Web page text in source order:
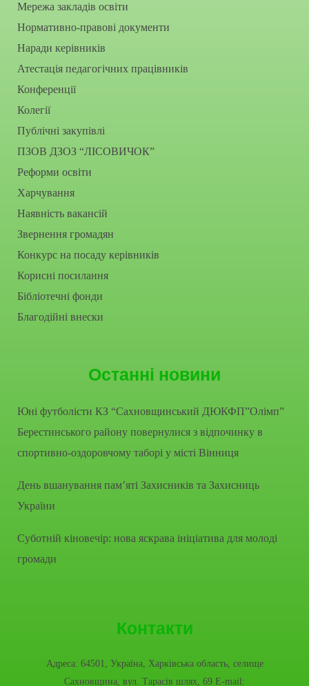
Мережа закладів освіти
Нормативно-правові документи
Наради керівників
Атестація педагогічних працівників
Конференції
Колегії
Публічні закупівлі
ПЗОВ ДЗОЗ “ЛІСОВИЧОК”
Реформи освіти
Харчування
Наявність вакансій
Звернення громадян
Конкурс на посаду керівників
Корисні посилання
Бібліотечні фонди
Благодійні внески
Останні новини
Юні футболісти КЗ “Сахновщинський ДЮКФП”Олімп”
Берестинського району повернулися з відпочинку в
спортивно-оздоровчому таборі у місті Вінниця
День вшанування пам’яті Захисників та Захисниць
України
Суботній кіновечір: нова яскрава ініціатива для молоді
громади
Контакти
Адреса: 64501, Україна, Харківська область, селище
Сахновщина, вул. Тарасів шлях, 69 E-mail: